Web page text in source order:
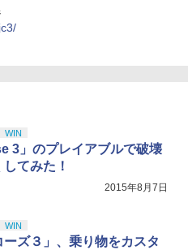
コード）)
WIN
3」のプレイアブルで破壊
てみた！
2015年8月7日
WIN
ーズ３」、乗り物をカスタ